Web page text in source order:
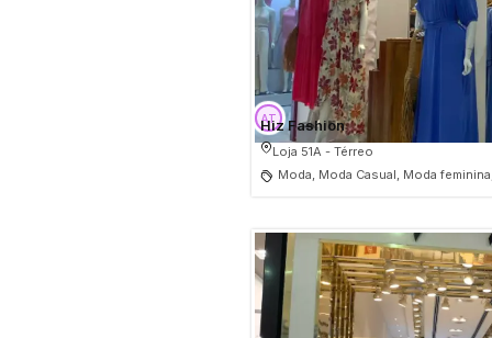
Hiz Fashion
Loja 51A - Térreo
Moda, Moda Casual, Moda